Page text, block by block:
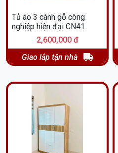
Tủ áo 3 cánh gỗ công
nghiệp hiện đại CN41
2,600,000 đ
Giao lắp tận nhà